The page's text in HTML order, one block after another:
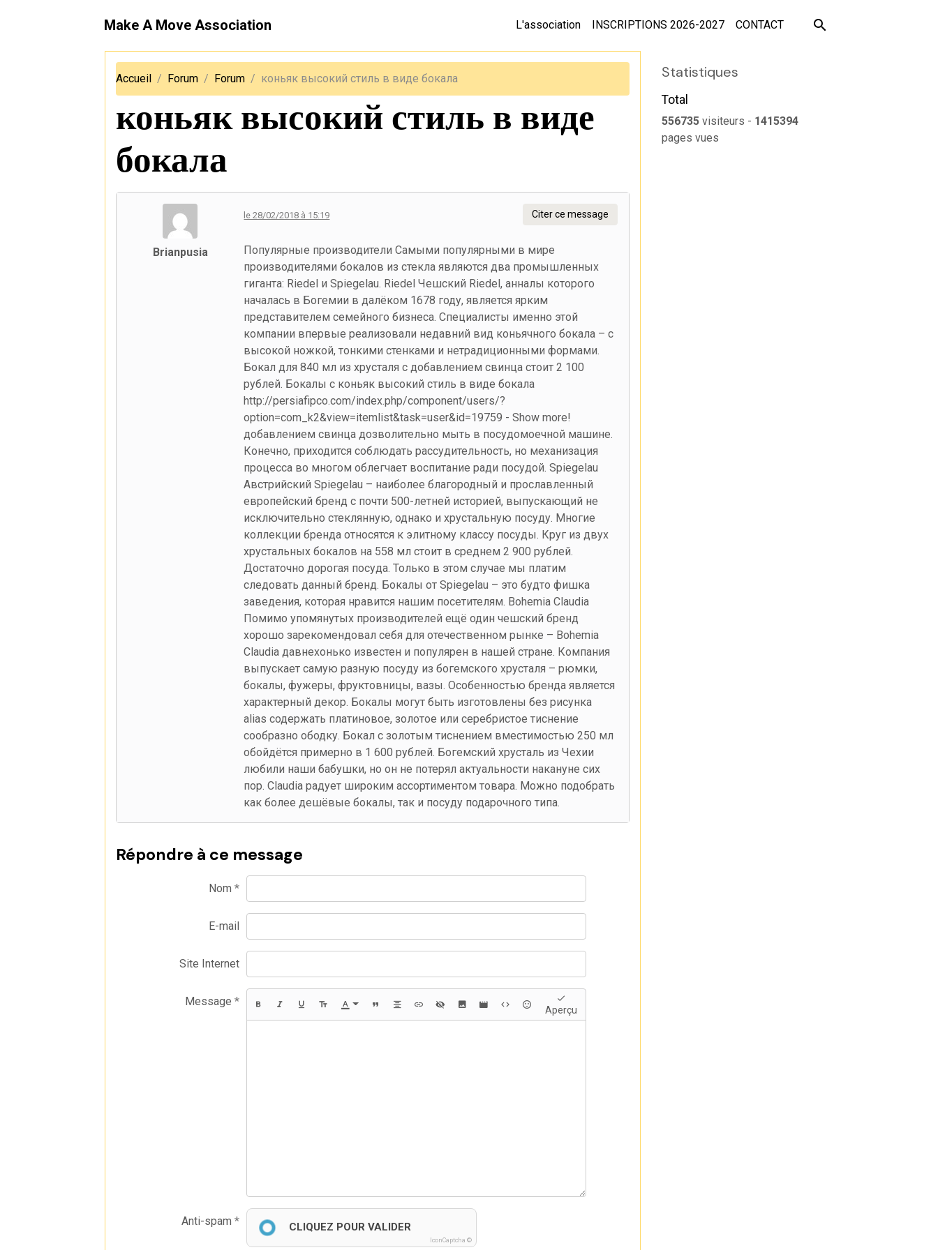
Make A Move Association L'association INSCRIPTIONS 2026-2027 CONTACT
Accueil Forum Forum коньяк высокий стиль в виде бокала
коньяк высокий стиль в виде
бокала
Brianpusia
le 28/02/2018 à 15:19 Citer ce message
Популярные производители Самыми популярными в мире
производителями бокалов из стекла являются два промышленных
гиганта: Riedel и Spiegelau. Riedel Чешский Riedel, анналы которого
началась в Богемии в далёком 1678 году, является ярким
представителем семейного бизнеса. Специалисты именно этой
компании впервые реализовали недавний вид коньячного бокала – с
высокой ножкой, тонкими стенками и нетрадиционными формами.
Бокал для 840 мл из хрусталя с добавлением свинца стоит 2 100
рублей. Бокалы с коньяк высокий стиль в виде бокала
http://persiafipco.com/index.php/component/users/?
option=com_k2&view=itemlist&task=user&id=19759 - Show more!
добавлением свинца дозволительно мыть в посудомоечной машине.
Конечно, приходится соблюдать рассудительность, но механизация
процесса во многом облегчает воспитание ради посудой. Spiegelau
Австрийский Spiegelau – наиболее благородный и прославленный
европейский бренд с почти 500-летней историей, выпускающий не
исключительно стеклянную, однако и хрустальную посуду. Многие
коллекции бренда относятся к элитному классу посуды. Круг из двух
хрустальных бокалов на 558 мл стоит в среднем 2 900 рублей.
Достаточно дорогая посуда. Только в этом случае мы платим
следовать данный бренд. Бокалы от Spiegelau – это будто фишка
заведения, которая нравится нашим посетителям. Bohemia Claudia
Помимо упомянутых производителей ещё один чешский бренд
хорошо зарекомендовал себя для отечественном рынке – Bohemia
Claudia давнехонько известен и популярен в нашей стране. Компания
выпускает самую разную посуду из богемского хрусталя – рюмки,
бокалы, фужеры, фруктовницы, вазы. Особенностью бренда является
характерный декор. Бокалы могут быть изготовлены без рисунка
alias содержать платиновое, золотое или серебристое тиснение
сообразно ободку. Бокал с золотым тиснением вместимостью 250 мл
обойдётся примерно в 1 600 рублей. Богемский хрусталь из Чехии
любили наши бабушки, но он не потерял актуальности накануне сих
пор. Claudia радует широким ассортиментом товара. Можно подобрать
как более дешёвые бокалы, так и посуду подарочного типа.
Répondre à ce message
Nom
E-mail
Site Internet
Message
Aperçu
Anti-spam CLIQUEZ POUR VALIDER
IconCaptcha ©
Statistiques
Total
556735visiteurs - 1415394
pages vues